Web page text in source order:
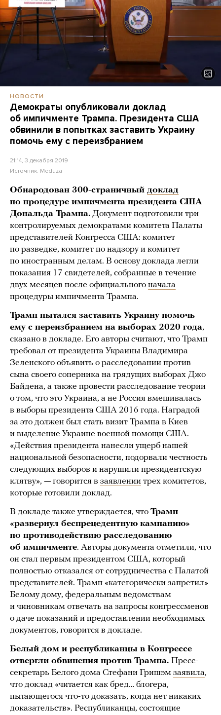
НОВОСТИ
Демократы опубликовали доклад
об импичменте Трампа. Президента США
обвинили в попытках заставить Украину
помочь ему с переизбранием
21:14, 3 декабря 2019
Источник: Meduza
Обнародован 300-страничный доклад
по процедуре импичмента президента США
Дональда Трампа. Документ подготовили три
контролируемых демократами комитета Палаты
представителей Конгресса США: комитет
по разведке, комитет по надзору и комитет
по иностранным делам. В основу доклада легли
показания 17 свидетелей, собранные в течение
двух месяцев после официального начала
процедуры импичмента Трампа.
Трамп пытался заставить Украину помочь
ему с переизбранием на выборах 2020 года,
сказано в докладе. Его авторы считают, что Трамп
требовал от президента Украины Владимира
Зеленского объявить о расследовании против
сына своего соперника на грядущих выборах Джо
Байдена, а также провести расследование теории
о том, что это Украина, а не Россия вмешивалась
в выборы президента США 2016 года. Наградой
за это должен был стать визит Трампа в Киев
и выделение Украине военной помощи США.
«Действия президента нанесли ущерб нашей
национальной безопасности, подорвали честность
следующих выборов и нарушили президентскую
клятву», — говорится в заявлении трех комитетов,
которые готовили доклад.
В докладе также утверждается, что Трамп
«развернул беспрецедентную кампанию»
по противодействию расследованию
об импичменте. Авторы документа отметили, что
он стал первым президентом США, который
полностью отказался от сотрудничества с Палатой
представителей. Трамп «категорически запретил»
Белому дому, федеральным ведомствам
и чиновникам отвечать на запросы конгрессменов
о даче показаний и предоставлении необходимых
документов, говорится в докладе.
Белый дом и республиканцы в Конгрессе
отвергли обвинения против Трампа. Пресс-
секретарь Белого дома Стефани Гришэм заявила,
что доклад «читается как бред… блогера,
пытающегося что-то доказать, когда нет никаких
доказательств». Республиканцы, состоящие